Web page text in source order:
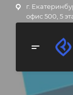
г.
офис 500, 5